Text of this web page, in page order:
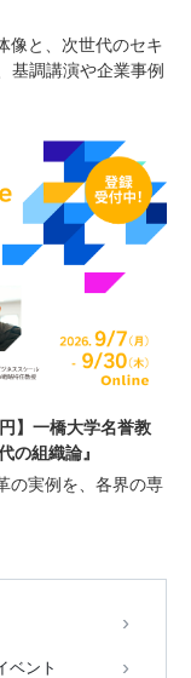
像と、次世代のセキ
基調講演や企業事例
】一橋大学名誉教
の組織論』
の実例を、各界の専
ベント